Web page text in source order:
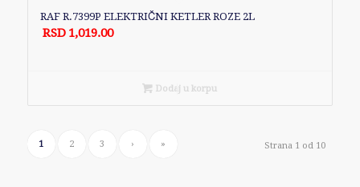
RAF R.7399P ELEKTRIČNI KETLER ROZE 2L
RSD 1,019.00
Dodaj u korpu
Strana 1 od 10
1 2 3 › »